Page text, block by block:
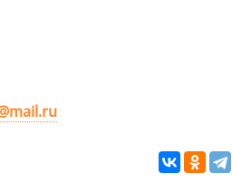
mail.ru